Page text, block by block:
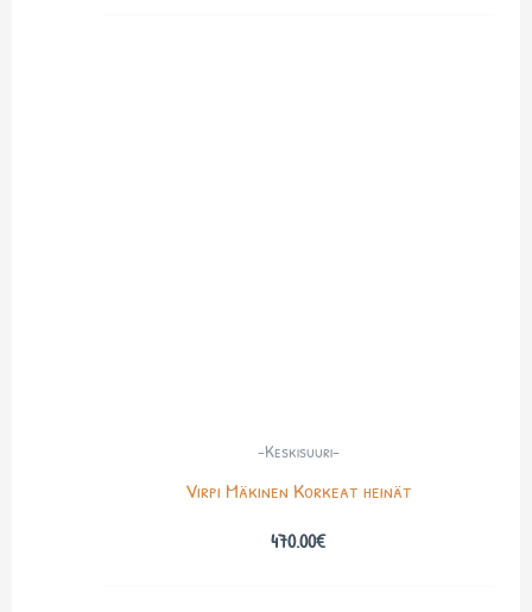
-Keskisuuri-
Virpi Mäkinen Korkeat heinät
470.00€